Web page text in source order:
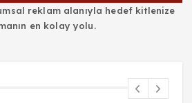
reklam alanıyla hedef kitlenize
en kolay yolu.